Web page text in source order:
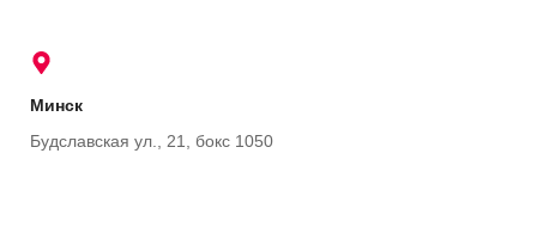
Минск
Будславская ул., 21, бокс 1050